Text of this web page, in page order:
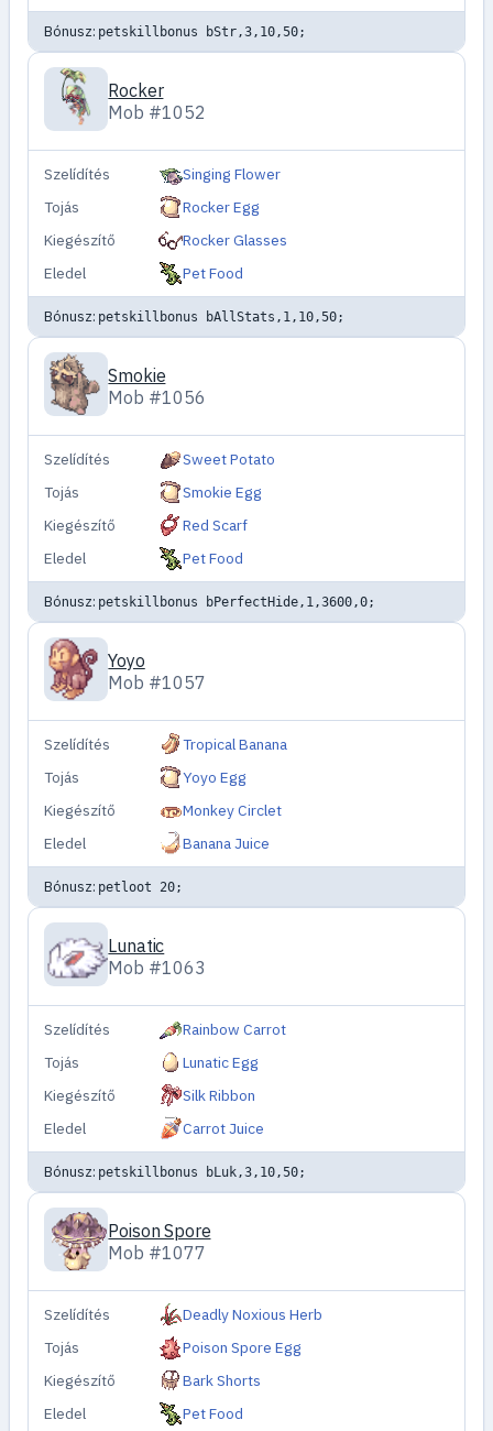
Bónusz: petskillbonus bStr,3,10,50;
Rocker
Mob #1052
Szelídítés
Singing Flower
Tojás
Rocker Egg
Kiegészítő
Rocker Glasses
Eledel
Pet Food
Bónusz: petskillbonus bAllStats,1,10,50;
Smokie
Mob #1056
Szelídítés
Sweet Potato
Tojás
Smokie Egg
Kiegészítő
Red Scarf
Eledel
Pet Food
Bónusz: petskillbonus bPerfectHide,1,3600,0;
Yoyo
Mob #1057
Szelídítés
Tropical Banana
Tojás
Yoyo Egg
Kiegészítő
Monkey Circlet
Eledel
Banana Juice
Bónusz: petloot 20;
Lunatic
Mob #1063
Szelídítés
Rainbow Carrot
Tojás
Lunatic Egg
Kiegészítő
Silk Ribbon
Eledel
Carrot Juice
Bónusz: petskillbonus bLuk,3,10,50;
Poison Spore
Mob #1077
Szelídítés
Deadly Noxious Herb
Tojás
Poison Spore Egg
Kiegészítő
Bark Shorts
Eledel
Pet Food